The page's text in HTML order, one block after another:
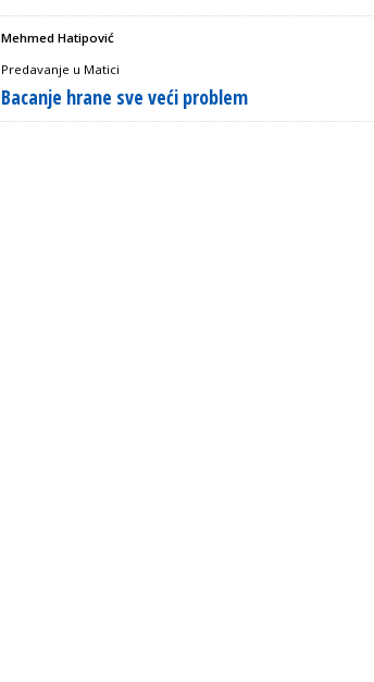
Mehmed Hatipović
Predavanje u Matici
Bacanje hrane sve veći problem